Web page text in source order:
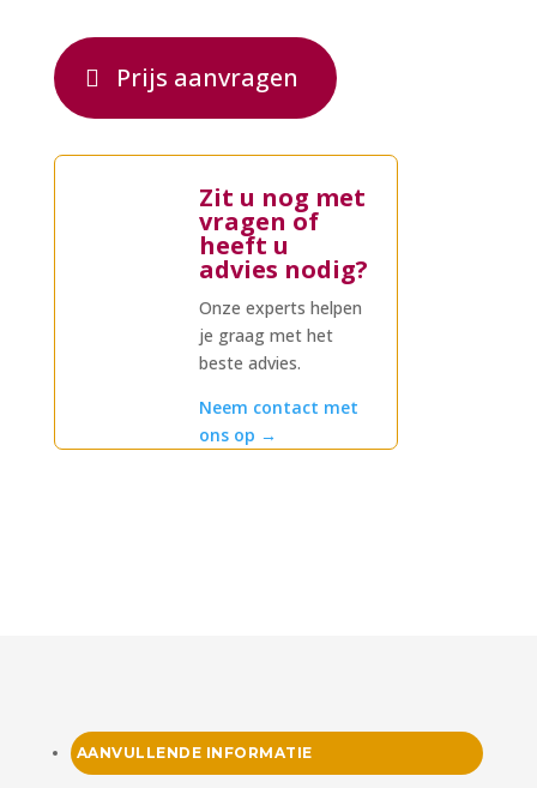
Prijs aanvragen
Zit u nog met
vragen of
heeft u
advies nodig?
Onze experts helpen
je graag met het
beste advies.
Neem contact met
ons op →
AANVULLENDE INFORMATIE